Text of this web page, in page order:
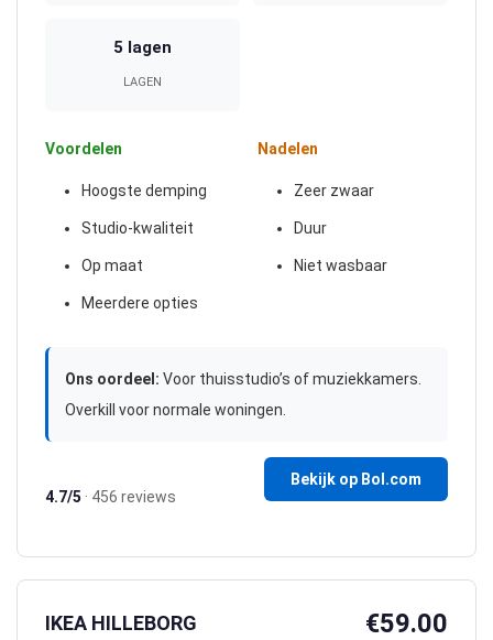
5 lagen
LAGEN
Voordelen
Hoogste demping
Studio-kwaliteit
Op maat
Meerdere opties
Nadelen
Zeer zwaar
Duur
Niet wasbaar
Ons oordeel: Voor thuisstudio’s of muziekkamers.
Overkill voor normale woningen.
4.7/5 · 456 reviews
Bekijk op Bol.com
IKEA HILLEBORG €59.00